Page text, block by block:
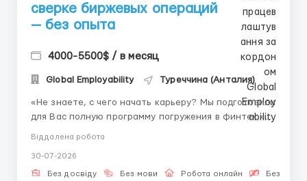
сверке биржевых операций
— без опыта
4000-5500$ / в месяц
Global Employability Туреччина (Анталия)
«Не знаете, с чего начать карьеру? Мы подготовили
для Вас полную программу погружения в финтех.»
биржевых процессов — одна из самых молодых и
быстрорастущих специальностей в мире. Спрос на
Віддалена робота
30-07-2026
Без досвіду Без мови Робота онлайн